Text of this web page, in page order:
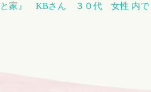
と家』 KBさん ３０代 女性 内で